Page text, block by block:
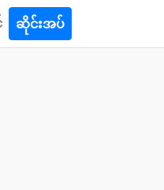
ဆိုင်းအပ်